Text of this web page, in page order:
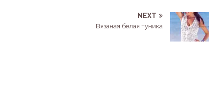
NEXT
Вязаная белая туника